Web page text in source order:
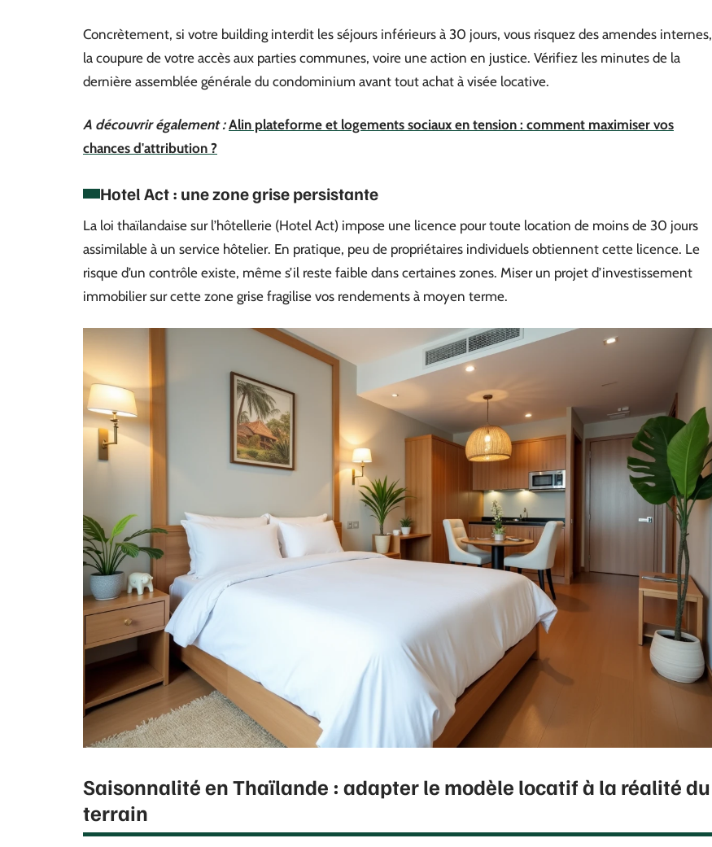
Concrètement, si votre building interdit les séjours inférieurs à 30 jours, vous risquez des amendes internes,
la coupure de votre accès aux parties communes, voire une action en justice. Vérifiez les minutes de la
dernière assemblée générale du condominium avant tout achat à visée locative.
A découvrir également : Alin plateforme et logements sociaux en tension : comment maximiser vos
chances d'attribution ?
Hotel Act : une zone grise persistante
La loi thaïlandaise sur l’hôtellerie (Hotel Act) impose une licence pour toute location de moins de 30 jours
assimilable à un service hôtelier. En pratique, peu de propriétaires individuels obtiennent cette licence. Le
risque d’un contrôle existe, même s’il reste faible dans certaines zones. Miser un projet d’investissement
immobilier sur cette zone grise fragilise vos rendements à moyen terme.
Saisonnalité en Thaïlande : adapter le modèle locatif à la réalité du
terrain